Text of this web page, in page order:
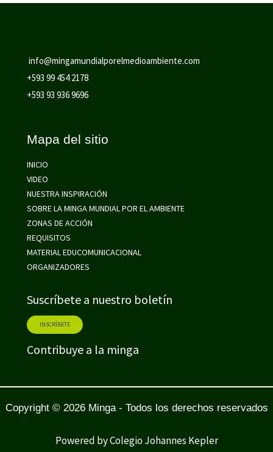
info@mingamundialporelmedioambiente.com
+593 99 454 2178
+593 93 936 9696
Mapa del sitio
INICIO
VIDEO
NUESTRA INSPIRACIÓN
SOBRE LA MINGA MUNDIAL POR EL AMBIENTE
ZONAS DE ACCIÓN
REQUISITOS
MATERIAL EDUCOMUNICACIONAL
ORGANIZADORES
Suscríbete a nuestro boletín
INSCRÍBETE
Contribuye a la minga
Copyright © 2026 Minga - Todos los derechos reservados
Powered by Colegio Johannes Kepler